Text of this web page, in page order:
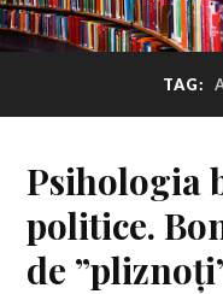
TAG:
Psihologia
politice.
de